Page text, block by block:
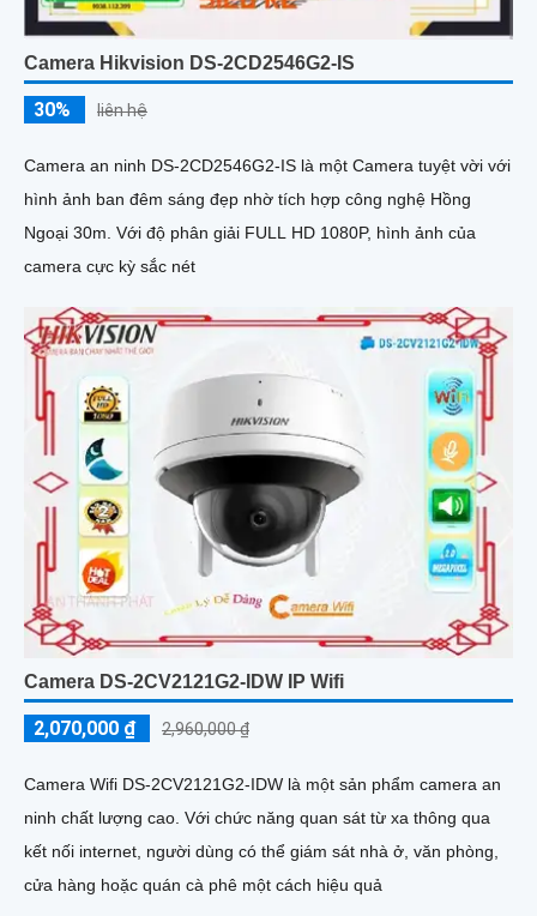
Camera Hikvision DS-2CD2546G2-IS
30% liên hệ
Camera an ninh DS-2CD2546G2-IS là một Camera tuyệt vời với
hình ảnh ban đêm sáng đẹp nhờ tích hợp công nghệ Hồng
Ngoại 30m. Với độ phân giải FULL HD 1080P, hình ảnh của
camera cực kỳ sắc nét
Camera DS-2CV2121G2-IDW IP Wifi
2,070,000 ₫ 2,960,000 ₫
Camera Wifi DS-2CV2121G2-IDW là một sản phẩm camera an
ninh chất lượng cao. Với chức năng quan sát từ xa thông qua
kết nối internet, người dùng có thể giám sát nhà ở, văn phòng,
cửa hàng hoặc quán cà phê một cách hiệu quả